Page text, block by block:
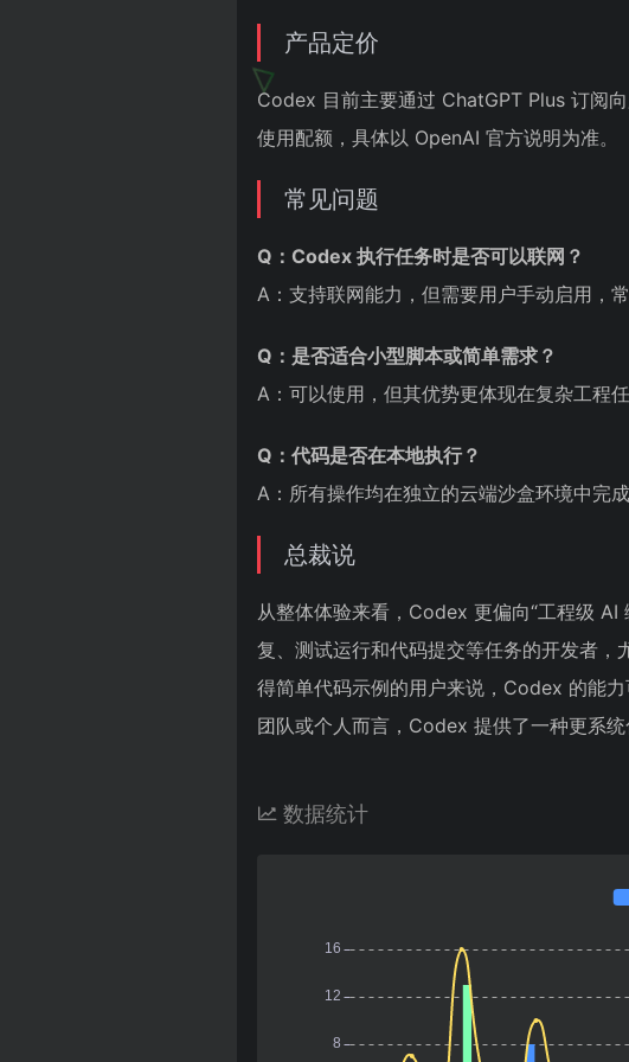
产品定价
Codex 目前主要通过 ChatGPT Plus 订阅
使用配额，具体以 OpenAI 官方说明为准。
常见问题
Q：Codex 执行任务时是否可以联网？
A：支持联网能力，但需要用户手动启用，
Q：是否适合小型脚本或简单需求？
A：可以使用，但其优势更体现在复杂工程
Q：代码是否在本地执行？
A：所有操作均在独立的云端沙盒环境中完成
总裁说
从整体体验来看，Codex 更偏向“工程级 AI
复、测试运行和代码提交等任务的开发者
得简单代码示例的用户来说，Codex 的能
团队或个人而言，Codex 提供了一种更系统
数据统计